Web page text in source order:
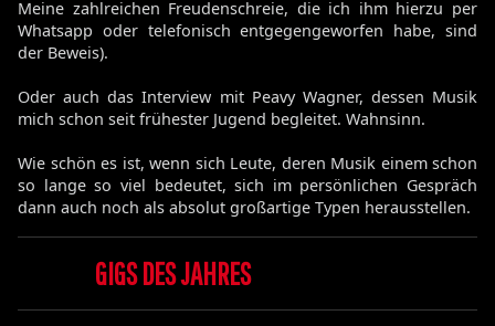
Meine zahlreichen Freudenschreie, die ich ihm hierzu per
Whatsapp oder telefonisch entgegengeworfen habe, sind
der Beweis).
Oder auch das Interview mit Peavy Wagner, dessen Musik
mich schon seit frühester Jugend begleitet. Wahnsinn.
Wie schön es ist, wenn sich Leute, deren Musik einem schon
so lange so viel bedeutet, sich im persönlichen Gespräch
dann auch noch als absolut großartige Typen herausstellen.
GIGS DES JAHRES